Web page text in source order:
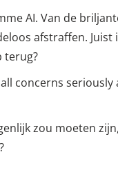
AI. Van de
afstraffen. Juist
terug?
concerns
zou moeten